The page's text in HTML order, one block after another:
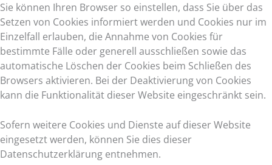
Sie können Ihren Browser so einstellen, dass Sie über das
Setzen von Cookies informiert werden und Cookies nur im
Einzelfall erlauben, die Annahme von Cookies für
bestimmte Fälle oder generell ausschließen sowie das
automatische Löschen der Cookies beim Schließen des
Browsers aktivieren. Bei der Deaktivierung von Cookies
kann die Funktionalität dieser Website eingeschränkt sein.
Sofern weitere Cookies und Dienste auf dieser Website
eingesetzt werden, können Sie dies dieser
Datenschutzerklärung entnehmen.